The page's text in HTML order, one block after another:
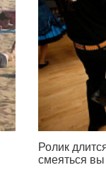
Ролик
смеяться вы